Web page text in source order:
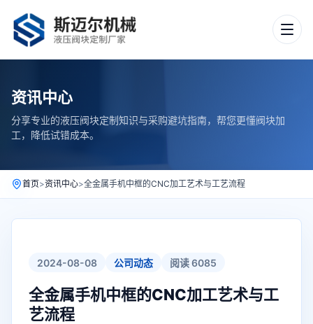
资讯中心
分享专业的液压阀块定制知识与采购避坑指南，帮您更懂阀块加
工，降低试错成本。
首页>资讯中心>全金属手机中框的CNC加工艺术与工艺流程
2024-08-08 公司动态 阅读 6085
全金属手机中框的CNC加工艺术与工
艺流程